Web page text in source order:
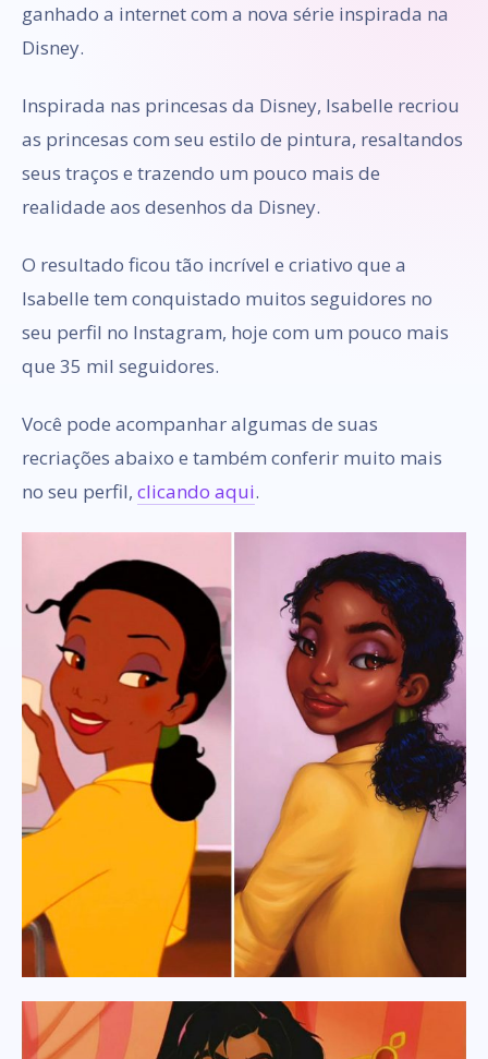
ganhado a internet com a nova série inspirada na
Disney.
Inspirada nas princesas da Disney, Isabelle recriou
as princesas com seu estilo de pintura, resaltandos
seus traços e trazendo um pouco mais de
realidade aos desenhos da Disney.
O resultado ficou tão incrível e criativo que a
Isabelle tem conquistado muitos seguidores no
seu perfil no Instagram, hoje com um pouco mais
que 35 mil seguidores.
Você pode acompanhar algumas de suas
recriações abaixo e também conferir muito mais
no seu perfil, clicando aqui.